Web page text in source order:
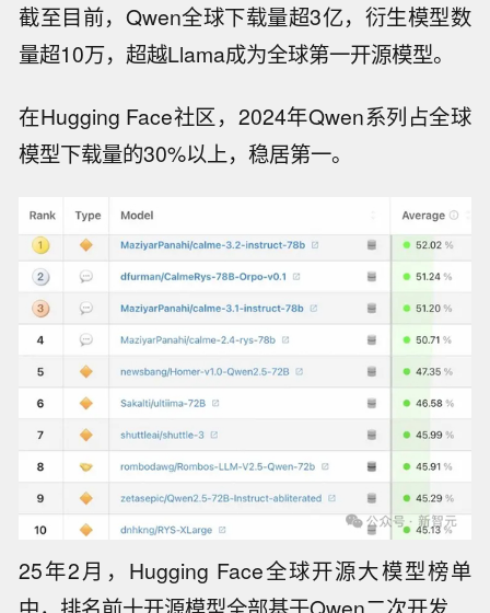
截至目前，Qwen全球下载量超3亿，衍生模型数
量超10万，超越Llama成为全球第一开源模型。
在Hugging Face社区，2024年Qwen系列占全球
模型下载量的30%以上，稳居第一。
25年2月，Hugging Face全球开源大模型榜单